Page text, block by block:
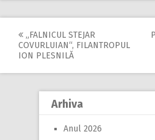
Post
navigation
„FALNICUL STEJAR
COVURLUIAN“, FILANTROPUL
ION PLESNILĂ
Arhiva
Anul 2026